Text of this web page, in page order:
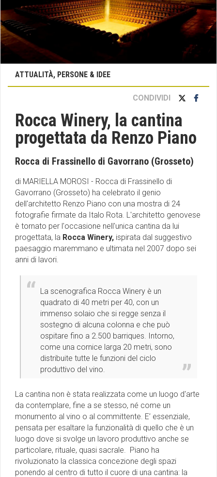
ATTUALITÀ, PERSONE & IDEE
CONDIVIDI
Rocca Winery, la cantina
progettata da Renzo Piano
Rocca di Frassinello di Gavorrano (Grosseto)
di MARIELLA MOROSI - Rocca di Frassinello di
Gavorrano (Grosseto) ha celebrato il genio
dell'architetto Renzo Piano con una mostra di 24
fotografie firmate da Italo Rota. L'architetto genovese
è tornato per l'occasione nell'unica cantina da lui
progettata, la Rocca Winery, ispirata dal suggestivo
paesaggio maremmano e ultimata nel 2007 dopo sei
anni di lavori.
La scenografica Rocca Winery è un
quadrato di 40 metri per 40, con un
immenso solaio che si regge senza il
sostegno di alcuna colonna e che può
ospitare fino a 2.500 barriques. Intorno,
come una cornice larga 20 metri, sono
distribuite tutte le funzioni del ciclo
produttivo del vino.
La cantina non è stata realizzata come un luogo d'arte
da contemplare, fine a se stesso, né come un
monumento al vino o al committente. E’ essenziale,
pensata per esaltare la funzionalità di quello che è un
luogo dove si svolge un lavoro produttivo anche se
particolare, rituale, quasi sacrale. Piano ha
rivoluzionato la classica concezione degli spazi
ponendo al centro di tutto il cuore di una cantina: la